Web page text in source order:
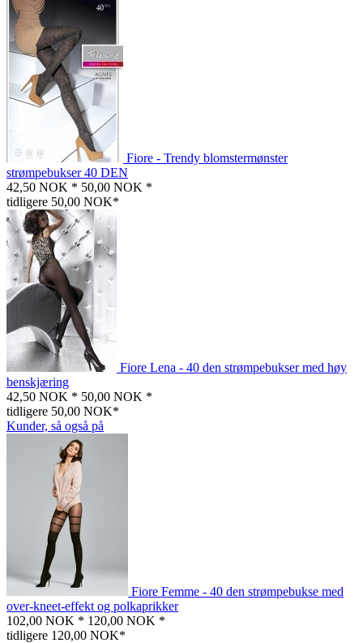
Fiore - Trendy blomstermønster
strømpebukser 40 DEN
42,50 NOK * 50,00 NOK *
tidligere 50,00 NOK*
Fiore Lena - 40 den strømpebukser med høy
benskjæring
42,50 NOK * 50,00 NOK *
tidligere 50,00 NOK*
Kunder, så også på
Fiore Femme - 40 den strømpebukse med
over-kneet-effekt og polkaprikker
102,00 NOK * 120,00 NOK *
tidligere 120,00 NOK*